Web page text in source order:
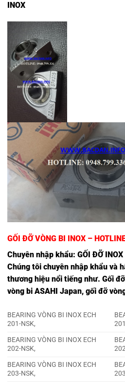
INOX
GỐI ĐỠ VÒNG BI INOX –
Chuyên nhập khẩu: GỐI ĐỠ INOX
Chúng tôi chuyên nhập khẩu và
thương hiệu nổi tiếng như. Gối
vòng bi ASAHI Japan, gối đỡ
BEARING VÒNG BI INOX ECH
201-NSK,
BEARING VÒNG BI INOX ECH
202-NSK,
BEARING VÒNG BI INOX ECH
203-NSK,